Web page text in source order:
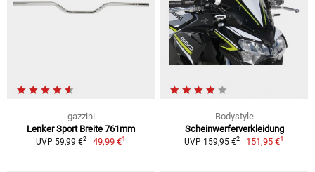
gazzini
Lenker Sport Breite 761mm
UVP 59,99 €2 49,99 €1
Bodystyle
Scheinwerferverkleidung
UVP 159,95 €2 151,95 €1